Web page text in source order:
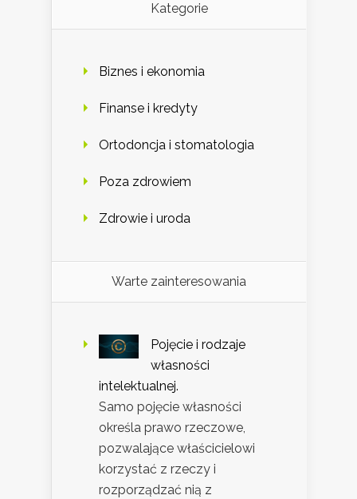
Kategorie
Biznes i ekonomia
Finanse i kredyty
Ortodoncja i stomatologia
Poza zdrowiem
Zdrowie i uroda
Warte zainteresowania
Pojęcie i rodzaje
własności
intelektualnej.
Samo pojęcie własności
określa prawo rzeczowe,
pozwalające właścicielowi
korzystać z rzeczy i
rozporządzać nią z